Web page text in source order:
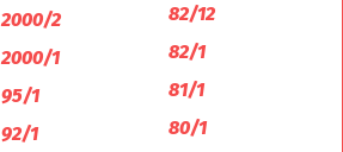
2000/2
2000/1
95/1
92/1
82/12
82/1
81/1
80/1